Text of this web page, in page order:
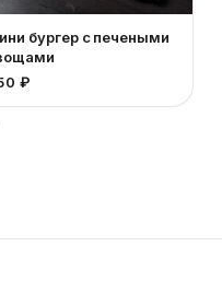
бургер с печеными
₽